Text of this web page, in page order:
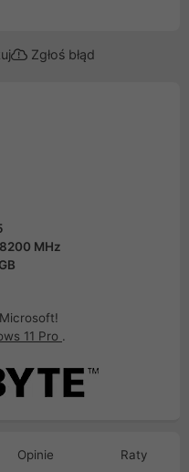
Zgłoś błąd
8200 MHz
11 Pro .
Opinie Raty